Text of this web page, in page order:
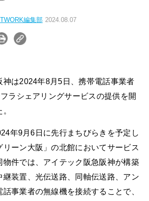
編集部 2024.08.07
神は2024年8月5日、携帯電話事業者
ラシェアリングサービスの提供を開
年9月6日に先行まちびらきを予定し
リーン大阪」の北館においてサービス
物件では、アイテック阪急阪神が構築
継装置、光伝送路、同軸伝送路、アン
事業者の無線機を接続することで、